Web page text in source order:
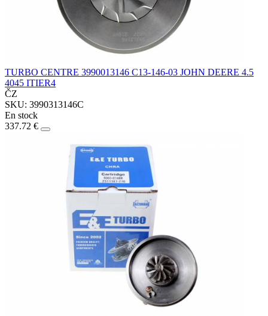
TURBO CENTRE 3990013146 C13-146-03 JOHN DEERE 4.5
4045 ITIER4
ČZ
SKU: 3990313146C
En stock
337.72 €